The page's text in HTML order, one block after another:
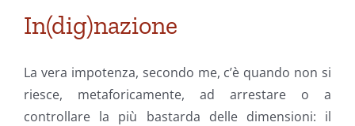
In(dig)nazione
La vera impotenza, secondo me, c’è quando non si
riesce, metaforicamente, ad arrestare o a
controllare la più bastarda delle dimensioni: il